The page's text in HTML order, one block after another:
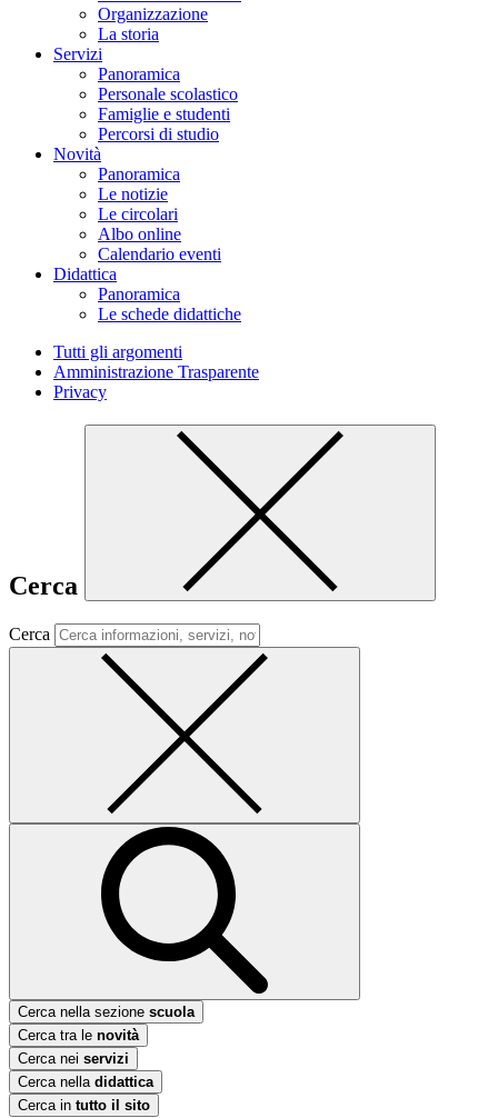
Organizzazione
La storia
Servizi
Panoramica
Personale scolastico
Famiglie e studenti
Percorsi di studio
Novità
Panoramica
Le notizie
Le circolari
Albo online
Calendario eventi
Didattica
Panoramica
Le schede didattiche
Tutti gli argomenti
Amministrazione Trasparente
Privacy
Cerca
Cerca
Cerca nella sezione scuola
Cerca tra le novità
Cerca nei servizi
Cerca nella didattica
Cerca in tutto il sito